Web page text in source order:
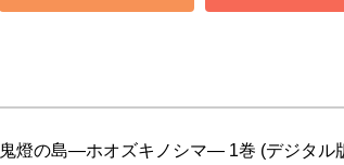
鬼燈の島―ホオズキノシマ― 1巻 (デジタル